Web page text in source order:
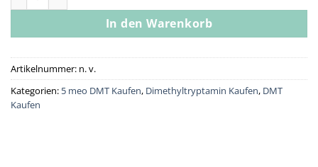
In den Warenkorb
Artikelnummer: n. v.
Kategorien: 5 meo DMT Kaufen, Dimethyltryptamin Kaufen, DMT
Kaufen